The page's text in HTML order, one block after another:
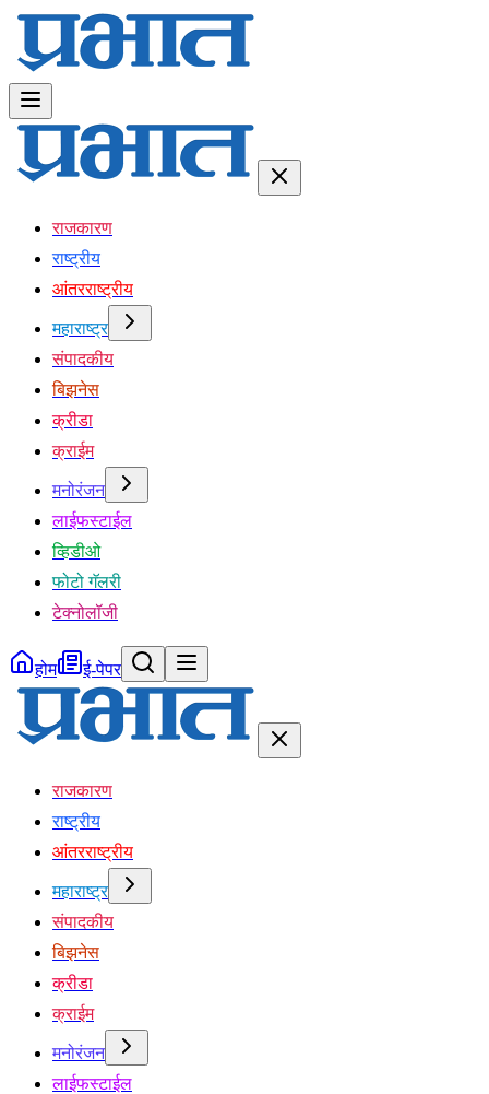
राजकारण
राष्ट्रीय
आंतरराष्ट्रीय
महाराष्ट्र
संपादकीय
बिझनेस
क्रीडा
क्राईम
मनोरंजन
लाईफस्टाईल
व्हिडीओ
फोटो गॅलरी
टेक्नोलॉजी
होम ई-पेपर
राजकारण
राष्ट्रीय
आंतरराष्ट्रीय
महाराष्ट्र
संपादकीय
बिझनेस
क्रीडा
क्राईम
मनोरंजन
लाईफस्टाईल